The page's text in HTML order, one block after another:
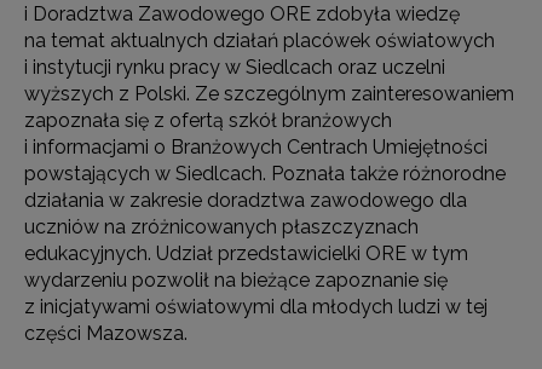
i Doradztwa Zawodowego ORE zdobyła wiedzę
na temat aktualnych działań placówek oświatowych
i instytucji rynku pracy w Siedlcach oraz uczelni
wyższych z Polski. Ze szczególnym zainteresowaniem
zapoznała się z ofertą szkół branżowych
i informacjami o Branżowych Centrach Umiejętności
powstających w Siedlcach. Poznała także różnorodne
działania w zakresie doradztwa zawodowego dla
uczniów na zróżnicowanych płaszczyznach
edukacyjnych. Udział przedstawicielki ORE w tym
wydarzeniu pozwolił na bieżące zapoznanie się
z inicjatywami oświatowymi dla młodych ludzi w tej
części Mazowsza.